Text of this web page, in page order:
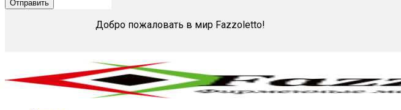
Добро пожаловать в мир Fazzoletto!